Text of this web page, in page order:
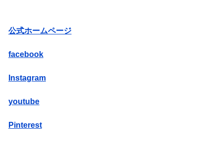
公式ホームページ
facebook
Instagram
youtube
Pinterest